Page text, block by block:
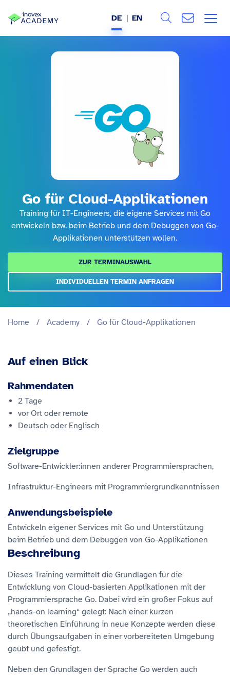
DE EN
Go für Cloud-Applikationen
Training für IT-Engineers, die eigene Services mit Go
entwickeln bzw. beim Betrieb und dem Debuggen von Go-
Applikationen unterstützen wollen.
ZUR TERMINAUSWAHL
INDIVIDUELLEN TERMIN ANFRAGEN
Home / Academy / Go für Cloud-Applikationen
Auf einen Blick
Rahmendaten
2 Tage
vor Ort oder remote
Deutsch oder Englisch
Zielgruppe
Software-Entwickler:innen anderer Programmiersprachen,
Infrastruktur-Engineers mit Programmiergrundkenntnissen
Anwendungsbeispiele
Entwickeln eigener Services mit Go und Unterstützung
beim Betrieb und dem Debuggen von Go-Applikationen
Beschreibung
Dieses Training vermittelt die Grundlagen für die
Entwicklung von Cloud-basierten Applikationen mit der
Programmiersprache Go. Dabei wird ein großer Fokus auf
„hands-on learning“ gelegt: Nach einer kurzen
theoretischen Einführung in neue Konzepte werden diese
durch Übungsaufgaben in einer vorbereiteten Umgebung
geübt und gefestigt.
Neben den Grundlagen der Sprache Go werden auch